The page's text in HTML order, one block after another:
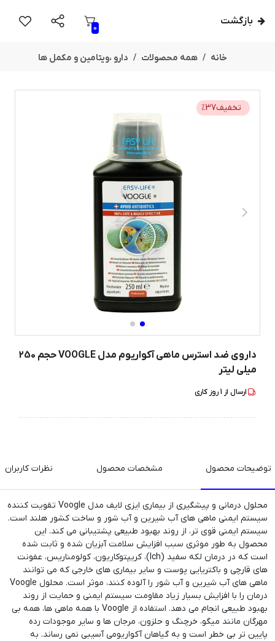
بازگشت
0
خانه همه محصولات دارو ،ویتامین و مکمل ها
تخفیف %37
داروی ضد استرس ماهی آکواریوم مدل VOOGLE حجم 250
میلی لیتر
ارسال از 1روز کاری
توضیحات محصول مشخصات محصول نظرات کاربران
محلول درمانی و پیشگیری از بیماری ایزی لایف مدل Voogle تقویت کننده
سیستم ایمنی ماهی های آب شیرین و آب شور و ساخت کشور هلند است.
سیستم ایمنی قوی تر، از روند بهبود طبیعی پشتیبانی می کند. این
محصول به طور موثری سبب افزایش سلامت آبزیان شده و ثابت شده
است که در درمان لکه سفید (Ich)، کریپتوکاریون، کولومناریس، عفونت
های قارچی و باکتریایی پوست و سایر بیماری های خارجی که می توانند
ماهی های آب شیرین و آب شور را آلوده کنند، موثر است. محلول Voogle
درمان را با افزایش بسیار زیاد مقاومت سیستم ایمنی و حمایت از روند
بهبود طبیعی انجام می دهد. استفاده از Voogle با همه ماهی ها، همه بی
مهرگان مانند میگو، خرچنگ و حلزون، مرجان ها و سایر موجودات رده
پایین تر بی خطر است و به گیاهان آکواریومی آسیبی نمی رساند. به